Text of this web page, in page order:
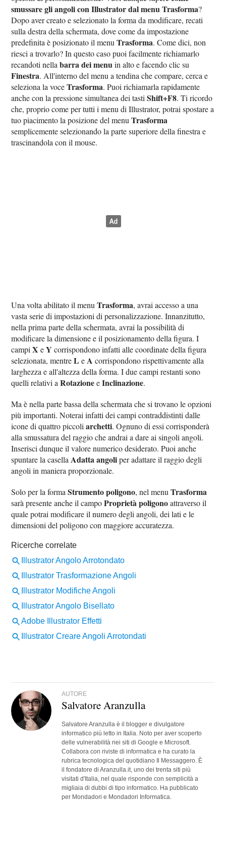
smussare gli angoli con Illustrator dal menu Trasforma?
Dopo aver creato e selezionato la forma da modificare, recati
sulla destra della schermata, dove come da impostazione
predefinita è posizionato il menuTrasforma. Come dici, non
riesci a trovarlo? In questo caso puoi facilmente richiamarlo
recandoti nellabarra dei menuin alto e facendo clic su
Finestra. All'interno del menu a tendina che compare, cerca e
seleziona la voceTrasforma. Puoi richiamarla rapidamente
anche con la pressione simultanea dei tastiShift+F8. Ti ricordo
che, proprio come per tutti i menu di Illustrator, potrai spostare a
tuo piacimento la posizione del menuTrasforma
semplicemente selezionando la parte superiore della finestra e
trascinandola con il mouse.
Una volta abilitato il menuTrasforma, avrai accesso a una
vasta serie di impostazioni di personalizzazione. Innanzitutto,
nella prima parte della schermata, avrai la possibilità di
modificare la dimensione e il posizionamento della figura. I
campiX eY corrispondono infatti alle coordinate della figura
selezionata, mentreL eA corrispondono rispettivamente alla
larghezza e all'altezza della forma. I due campi restanti sono
quelli relativi aRotazioneeInclinazione.
Ma è nella parte bassa della schermata che si trovano le opzioni
più importanti. Noterai infatti dei campi contraddistinti dalle
icone di quattro piccoliarchetti. Ognuno di essi corrisponderà
alla smussatura del raggio che andrai a dare ai singoli angoli.
Inserisci dunque il valore numerico desiderato. Puoi anche
spuntare la casellaAdatta angoliper adattare il raggio degli
angoli in maniera proporzionale.
Solo per la formaStrumento poligono, nel menuTrasforma
sarà presente anche il campoProprietà poligonoattraverso il
quale potrai modificare il numero degli angoli, dei lati e le
dimensioni del poligono con maggiore accuratezza.
AUTORE
Salvatore Aranzulla
Salvatore Aranzulla è il blogger e divulgatore
informatico più letto in Italia. Noto per aver scoperto
delle vulnerabilità nei siti di Google e Microsoft.
Collabora con riviste di informatica e ha curato la
rubrica tecnologica del quotidiano Il Messaggero. È
il fondatore di Aranzulla.it, uno dei trenta siti più
visitati d'Italia, nel quale risponde con semplicità a
migliaia di dubbi di tipo informatico. Ha pubblicato
per Mondadori e Mondadori Informatica.